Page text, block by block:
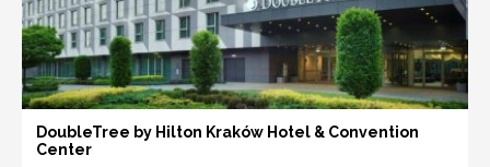
DoubleTree by Hilton Kraków Hotel & Convention
Center